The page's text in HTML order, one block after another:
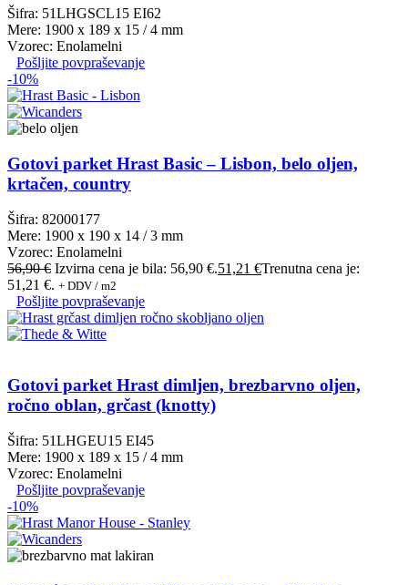
Šifra: 51LHGSCL15 EI62
Mere: 1900 x 189 x 15 / 4 mm
Vzorec: Enolamelni
Pošljite povpraševanje
-10%
Gotovi parket Hrast Basic – Lisbon, belo oljen,
krtačen, country
Šifra: 82000177
Mere: 1900 x 190 x 14 / 3 mm
Vzorec: Enolamelni
56,90€ Izvirna cena je bila: 56,90 €.51,21 €Trenutna cena je:
51,21 €. + DDV / m2
Pošljite povpraševanje
Gotovi parket Hrast dimljen, brezbarvno oljen,
ročno oblan, grčast (knotty)
Šifra: 51LHGEU15 EI45
Mere: 1900 x 189 x 15 / 4 mm
Vzorec: Enolamelni
Pošljite povpraševanje
-10%